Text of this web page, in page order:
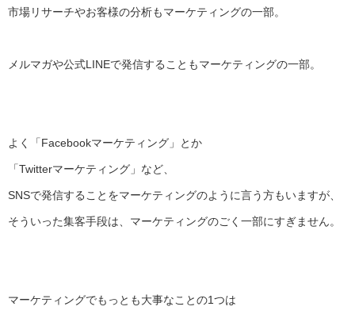
市場リサーチやお客様の分析もマーケティングの一部。
メルマガや公式LINEで発信することもマーケティングの一部。
よく「Facebookマーケティング」とか
「Twitterマーケティング」など、
SNSで発信することをマーケティングのように言う方もいますが
そういった集客手段は、 マーケティングのごく一部にすぎません。
マーケティングでもっとも大事なことの1つは